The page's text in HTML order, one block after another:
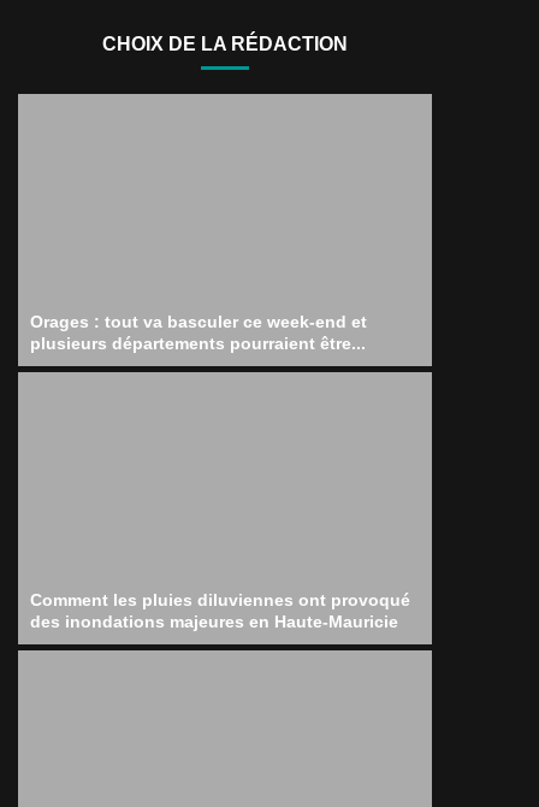
CHOIX DE LA RÉDACTION
Orages : tout va basculer ce week-end et
plusieurs départements pourraient être...
Comment les pluies diluviennes ont provoqué
des inondations majeures en Haute-Mauricie